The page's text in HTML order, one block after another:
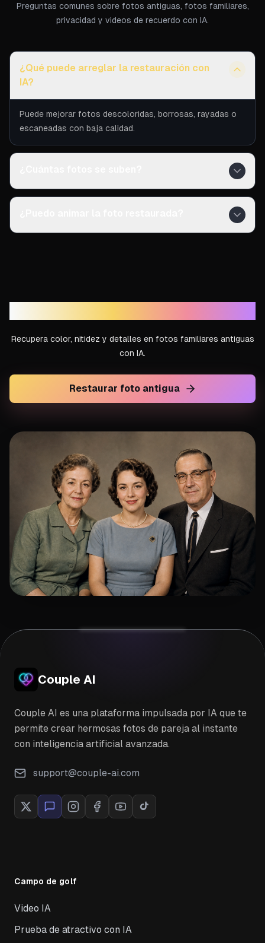
Preguntas comunes sobre fotos antiguas, fotos familiares,
privacidad y videos de recuerdo con IA.
¿Qué puede arreglar la restauración con
IA?
Puede mejorar fotos descoloridas, borrosas, rayadas o
escaneadas con baja calidad.
Recupera color, nitidez y detalles en fotos familiares antiguas
con IA.
Restaurar foto antigua
Couple AI
Couple AI es una plataforma impulsada por IA que te
permite crear hermosas fotos de pareja al instante
con inteligencia artificial avanzada.
support@couple-ai.com
Campo de golf
Video IA
Prueba de atractivo con IA